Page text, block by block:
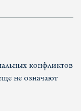
конфликтов
не означают